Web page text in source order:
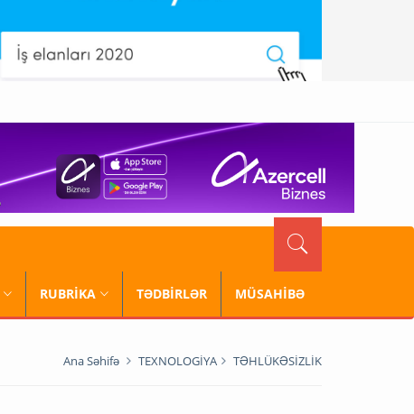
RUBRİKA TƏDBİRLƏR MÜSAHİBƏ
Ana Səhifə TEXNOLOGİYA TƏHLÜKƏSİZLİK